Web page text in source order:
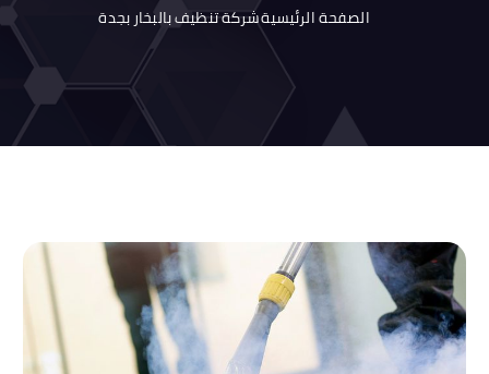
الصفحة الرئيسيةشركة تنظيف بالبخار بجدة